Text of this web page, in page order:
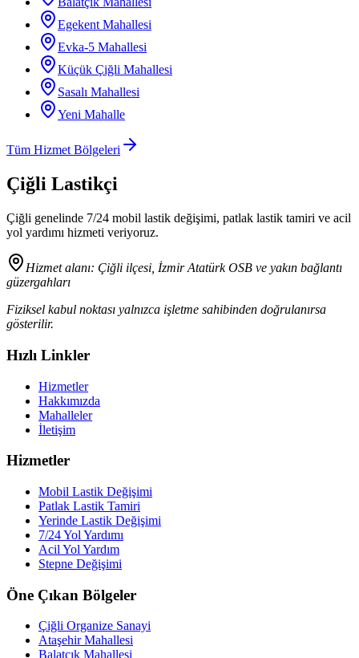
Egekent Mahallesi
Evka-5 Mahallesi
Küçük Çiğli Mahallesi
Sasalı Mahallesi
Yeni Mahalle
Tüm Hizmet Bölgeleri
Çiğli Lastikçi
Çiğli genelinde 7/24 mobil lastik değişimi, patlak lastik tamiri ve acil
yol yardımı hizmeti veriyoruz.
Hizmet alanı: Çiğli ilçesi, İzmir Atatürk OSB ve yakın bağlantı
güzergahları
Fiziksel kabul noktası yalnızca işletme sahibinden doğrulanırsa
gösterilir.
Hızlı Linkler
Hizmetler
Hakkımızda
Mahalleler
İletişim
Hizmetler
Mobil Lastik Değişimi
Patlak Lastik Tamiri
Yerinde Lastik Değişimi
7/24 Yol Yardımı
Acil Yol Yardım
Stepne Değişimi
Öne Çıkan Bölgeler
Çiğli Organize Sanayi
Ataşehir Mahallesi
Balatçık Mahallesi